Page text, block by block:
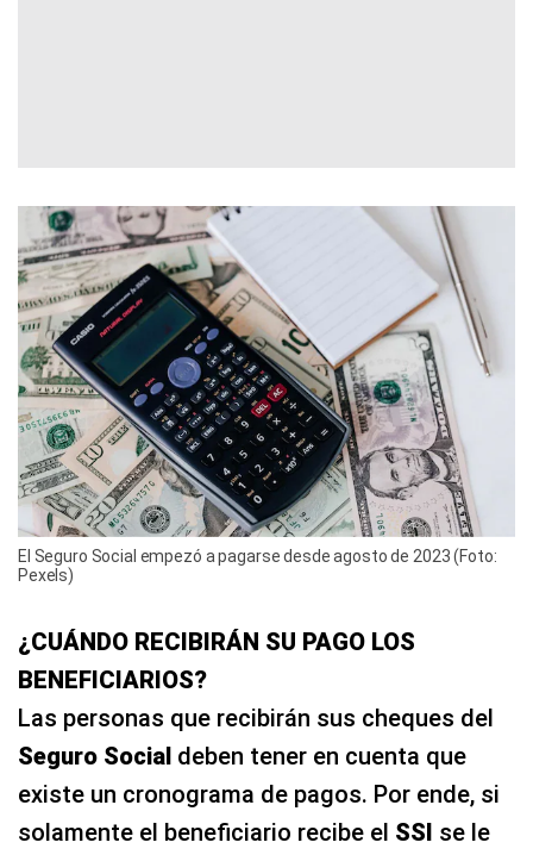
El Seguro Social empezó a pagarse desde agosto de 2023 (Foto:
Pexels)
¿CUÁNDO RECIBIRÁN SU PAGO LOS
BENEFICIARIOS?
Las personas que recibirán sus cheques del
Seguro Social deben tener en cuenta que
existe un cronograma de pagos. Por ende, si
solamente el beneficiario recibe el SSI se le